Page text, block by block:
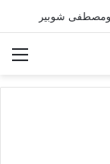
ومصطفى شوبير